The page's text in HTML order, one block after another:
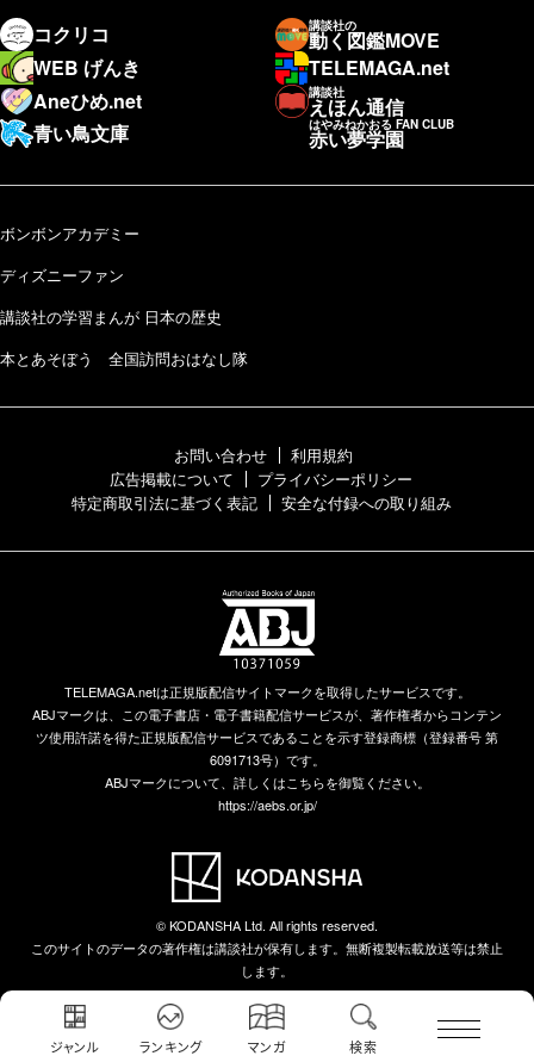
ジャンル ランキング マンガ 検索
コクリコ
講談社の
動く図鑑MOVE
WEB げんき
TELEMAGA.net
Aneひめ.net
講談社
えほん通信
青い鳥文庫
はやみねかおる FAN CLUB
赤い夢学園
ボンボンアカデミー
ディズニーファン
講談社の学習まんが 日本の歴史
本とあそぼう 全国訪問おはなし隊
お問い合わせ
利用規約
広告掲載について
プライバシーポリシー
特定商取引法に基づく表記
安全な付録への取り組み
TELEMAGA.netは正規版配信サイトマークを取得したサービスです。
ABJマークは、この電子書店・電子書籍配信サービスが、著作権者からコンテン
ツ使用許諾を得た正規版配信サービスであることを示す登録商標（登録番号 第
6091713号）です。
ABJマークについて、詳しくはこちらを御覧ください。
https://aebs.or.jp/
© KODANSHA Ltd. All rights reserved.
このサイトのデータの著作権は講談社が保有します。無断複製転載放送等は禁止
します。